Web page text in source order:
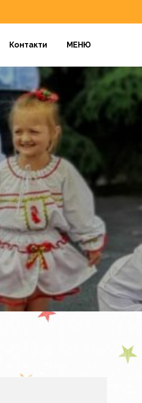
Контакти МЕНЮ